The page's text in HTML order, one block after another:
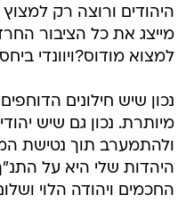
היהודים ורוצה רק
מייצג את כל הציבור
למצוא מודוס?ויוונדי
נכון שיש חילונים
מיותרת. נכון גם שיש
ולהתמערב תוך נטישת
היהדות שלי היא על
החכמים ויהודה הלוי